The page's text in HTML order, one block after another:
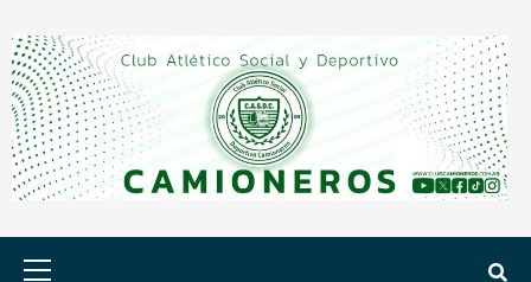
al
contenido